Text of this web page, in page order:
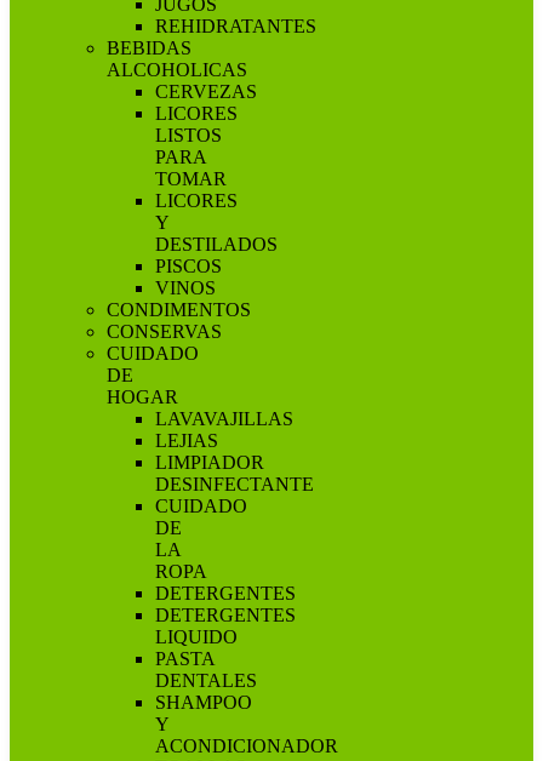
JUGOS
REHIDRATANTES
BEBIDAS
ALCOHOLICAS
CERVEZAS
LICORES
LISTOS
PARA
TOMAR
LICORES
Y
DESTILADOS
PISCOS
VINOS
CONDIMENTOS
CONSERVAS
CUIDADO
DE
HOGAR
LAVAVAJILLAS
LEJIAS
LIMPIADOR
DESINFECTANTE
CUIDADO
DE
LA
ROPA
DETERGENTES
DETERGENTES
LIQUIDO
PASTA
DENTALES
SHAMPOO
Y
ACONDICIONADOR